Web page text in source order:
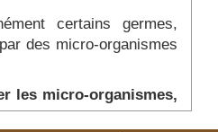
certains germes,
des micro-organismes
les micro-organismes,